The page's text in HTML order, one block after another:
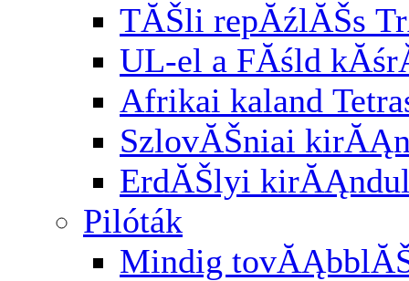
TĂŠli repĂźlĂŠs
UL-el a FĂśld
Afrikai kaland
SzlovĂŠniai
ErdĂŠlyi
Pilóták
Mindig